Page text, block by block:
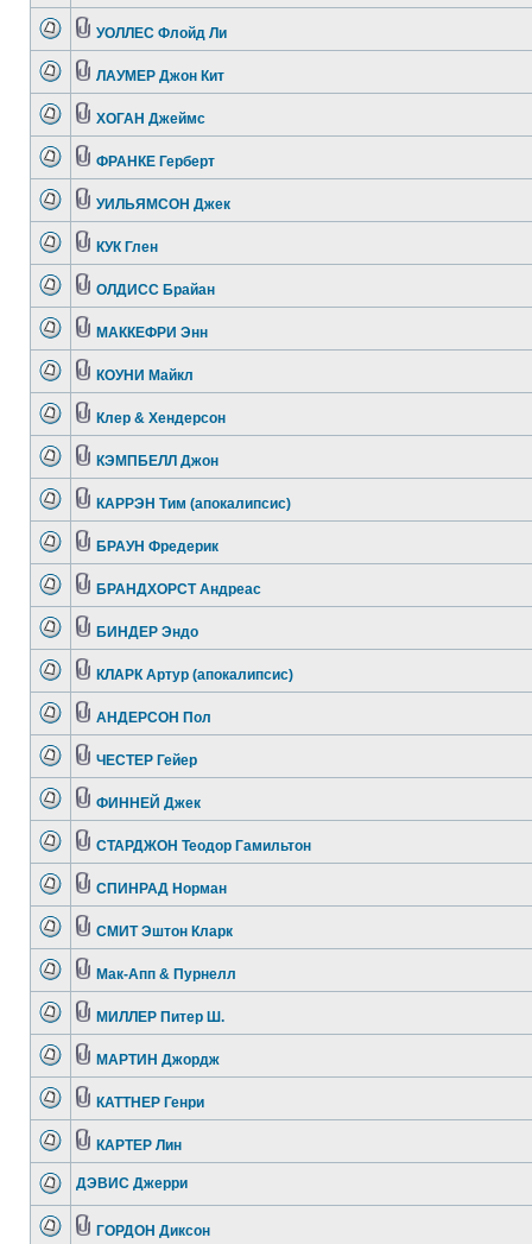
УОЛЛЕС Флойд Ли
ЛАУМЕР Джон Кит
ХОГАН Джеймс
ФРАНКЕ Герберт
УИЛЬЯМСОН Джек
КУК Глен
ОЛДИСС Брайан
МАККЕФРИ Энн
КОУНИ Майкл
Клер & Хендерсон
КЭМПБЕЛЛ Джон
КАРРЭН Тим (апокалипсис)
БРАУН Фредерик
БРАНДХОРСТ Андреас
БИНДЕР Эндо
КЛАРК Артур (апокалипсис)
АНДЕРСОН Пол
ЧЕСТЕР Гейер
ФИННЕЙ Джек
СТАРДЖОН Теодор Гамильтон
СПИНРАД Норман
СМИТ Эштон Кларк
Мак-Апп & Пурнелл
МИЛЛЕР Питер Ш.
МАРТИН Джордж
КАТТНЕР Генри
КАРТЕР Лин
ДЭВИС Джерри
ГОРДОН Диксон